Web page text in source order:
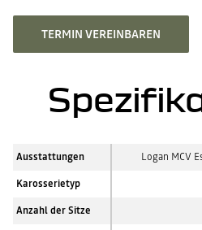
TERMIN VEREINBAREN
Ausstattungen Logan MCV
Karosserietyp
Anzahl der Sitze